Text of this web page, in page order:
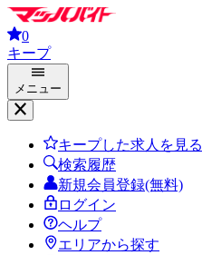
0
キープ
メニュー
キープした求人を見る
検索履歴
新規会員登録(無料)
ログイン
ヘルプ
エリアから探す